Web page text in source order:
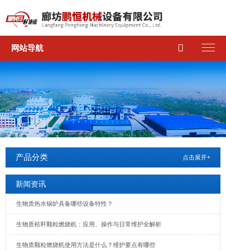
网站导航 
产品分类 点击展开+
新闻资讯
生物质热水锅炉具备哪些设备特性？
生物质秸秆颗粒燃烧机：应用、操作与日常维护全解析
生物质颗粒燃烧机使用方法是什么？维护要点有哪些